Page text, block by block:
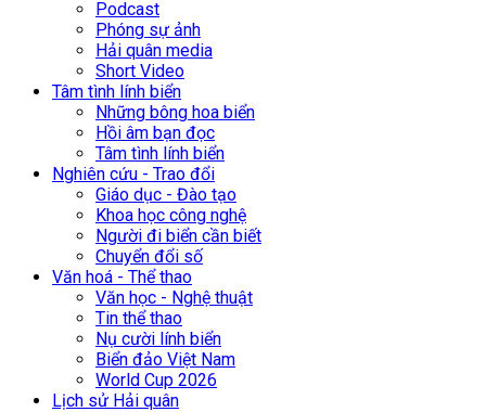
Podcast
Phóng sự ảnh
Hải quân media
Short Video
Tâm tình lính biển
Những bông hoa biển
Hồi âm bạn đọc
Tâm tình lính biển
Nghiên cứu - Trao đổi
Giáo dục - Đào tạo
Khoa học công nghệ
Người đi biển cần biết
Chuyển đổi số
Văn hoá - Thể thao
Văn học - Nghệ thuật
Tin thể thao
Nụ cười lính biển
Biển đảo Việt Nam
World Cup 2026
Lịch sử Hải quân